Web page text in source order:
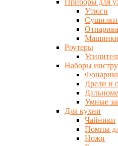
Приборы для
Утюги
Сушилки
Машинки
Роутеры
Наборы
Дрели и
Умные
Для кухни
Чайники
Помпы
Ножи